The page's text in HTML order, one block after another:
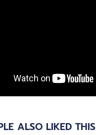
ALSO LIKED THIS